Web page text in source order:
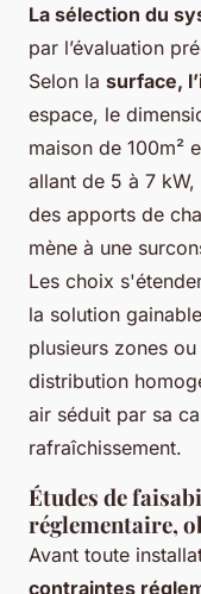
La sélection du
par l’évaluation
Selon la surface,
espace, le
maison de 100m²
allant de 5 à 7
des apports de
mène à une
Les choix
la solution
plusieurs zones
distribution
air séduit par sa
rafraîchissement.
Études de
réglementaire,
Avant toute
contraintes